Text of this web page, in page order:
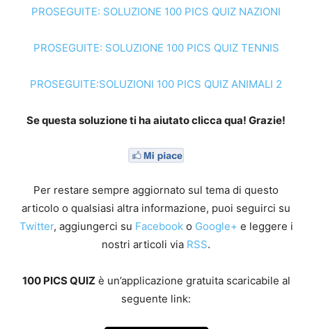
PROSEGUITE: SOLUZIONE 100 PICS QUIZ NAZIONI
PROSEGUITE: SOLUZIONE 100 PICS QUIZ TENNIS
PROSEGUITE:SOLUZIONI 100 PICS QUIZ ANIMALI 2
Se questa soluzione ti ha aiutato clicca qua! Grazie!
Per restare sempre aggiornato sul tema di questo
articolo o qualsiasi altra informazione, puoi seguirci su
Twitter, aggiungerci su Facebooko Google+ e leggere i
nostri articoli via RSS.
100 PICS QUIZè un’applicazione gratuita scaricabile al
seguente link: